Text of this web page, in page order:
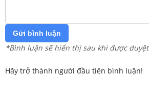
Gửi bình luận
*Bình luận sẽ hiển thị sau khi được duyệt
Hãy trở thành người đầu tiên bình luận!